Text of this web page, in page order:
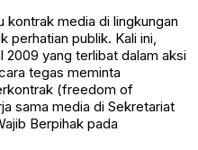
kontrak media di lingkungan
perhatian publik. Kali ini,
2009 yang terlibat dalam aksi
tegas meminta
(freedom of
sama media di Sekretariat
Berpihak pada